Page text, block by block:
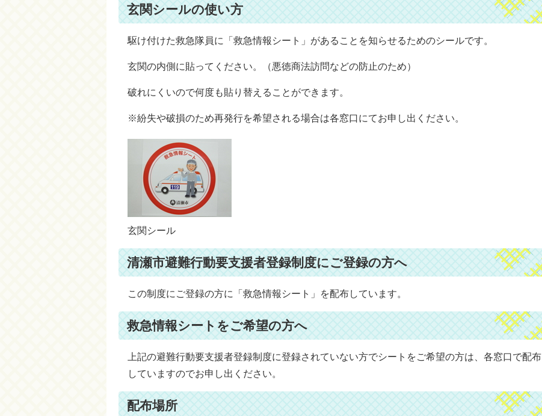
玄関シールの使い方
駆け付けた救急隊員に「救急情報シート」があることを知らせるためのシールです。
玄関の内側に貼ってください。（悪徳商法訪問などの防止のため）
破れにくいので何度も貼り替えることができます。
※紛失や破損のため再発行を希望される場合は各窓口にてお申し出ください。
玄関シール
清瀬市避難行動要支援者登録制度にご登録の方へ
この制度にご登録の方に「救急情報シート」を配布しています。
救急情報シートをご希望の方へ
上記の避難行動要支援者登録制度に登録されていない方でシートをご希望の方は、各窓口で配布
していますのでお申し出ください。
配布場所